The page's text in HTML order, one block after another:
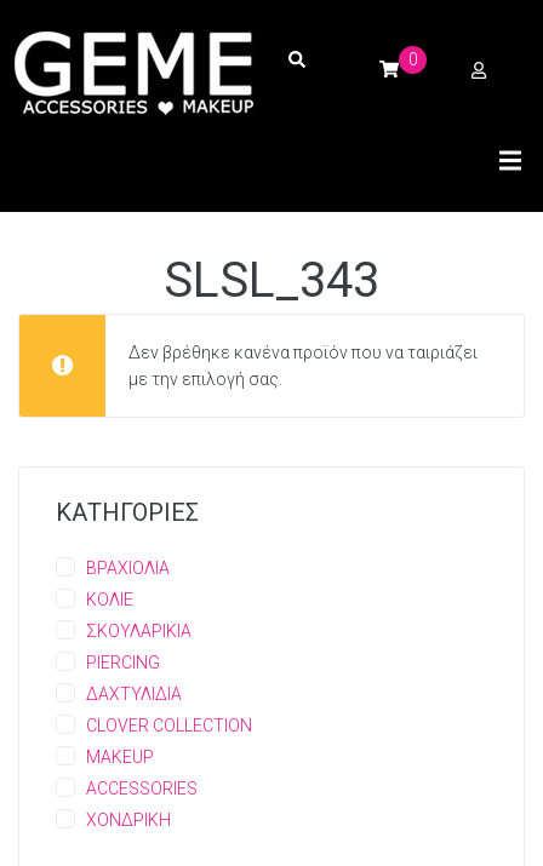
0
SLSL_343
Δεν βρέθηκε κανένα προϊόν που να ταιριάζει
με την επιλογή σας.
ΚΑΤΗΓΟΡΙΕΣ
ΒΡΑΧΙΟΛΙΑ
ΚΟΛΙΕ
ΣΚΟΥΛΑΡΙΚΙΑ
PIERCING
ΔΑΧΤΥΛΙΔΙΑ
CLOVER COLLECTION
MAKEUP
ACCESSORIES
ΧΟΝΔΡΙΚΗ